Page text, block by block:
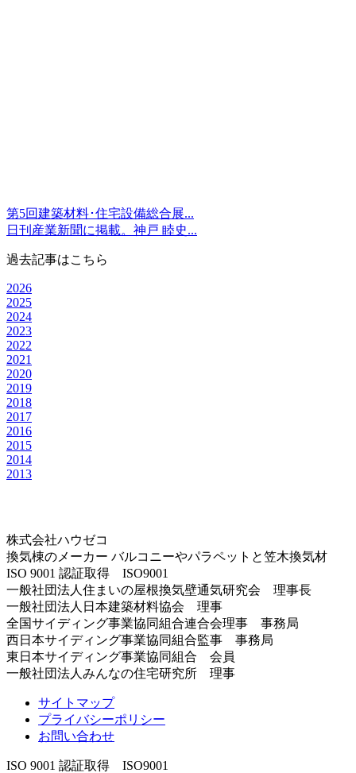
第5回建築材料･住宅設備総合展...
日刊産業新聞に掲載。神戸 睦史...
過去記事はこちら
2026
2025
2024
2023
2022
2021
2020
2019
2018
2017
2016
2015
2014
2013
株式会社ハウゼコ
換気棟のメーカー バルコニーやパラペットと笠木換気材
ISO 9001 認証取得 ISO9001
一般社団法人住まいの屋根換気壁通気研究会 理事長
一般社団法人日本建築材料協会 理事
全国サイディング事業協同組合連合会理事 事務局
西日本サイディング事業協同組合監事 事務局
東日本サイディング事業協同組合 会員
一般社団法人みんなの住宅研究所 理事
サイトマップ
プライバシーポリシー
お問い合わせ
ISO 9001 認証取得 ISO9001